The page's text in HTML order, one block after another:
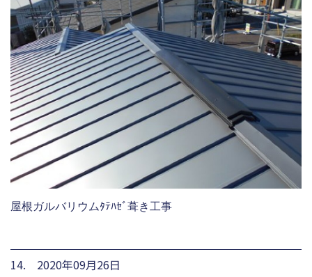
屋根ガルバリウムﾀﾃﾊｾﾞ葺き工事
14. 2020年09月26日